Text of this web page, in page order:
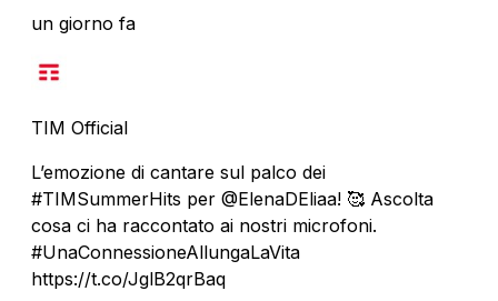
un giorno fa
TIM Official
L’emozione di cantare sul palco dei
#TIMSummerHits per @ElenaDEliaa! 🥰 Ascolta
cosa ci ha raccontato ai nostri microfoni.
#UnaConnessioneAllungaLaVita
https://t.co/JglB2qrBaq